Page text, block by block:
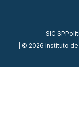
SIC SP
| © 2026 Instituto